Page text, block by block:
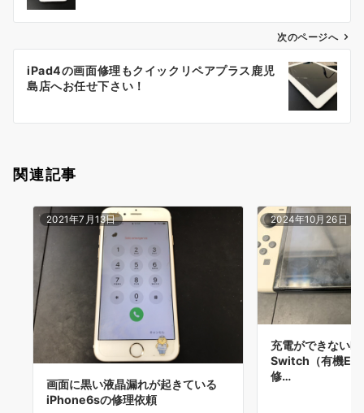
ン
次のページへ
iPad4の画面修理もクイックリペアプラス鹿児
島店へお任せ下さい！
関連記事
2021年7月13日
画面に黒い液晶漏れが起きている
iPhone6sの修理依頼
2024年10月26日
充電ができない
Switch（有機EL
修…